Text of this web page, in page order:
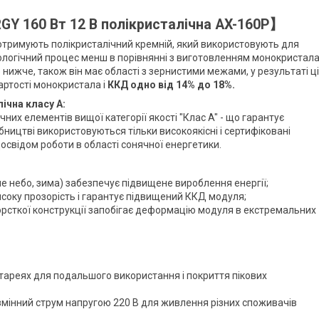
160 Вт 12 В полікристалічна AX-160P】
полікристалічний кремній, який використовують для
процес менш в порівнянні з виготовленням
також він має області з зернистими межами, у результаті
монокристала і ККД одно від 14% до 18%.
класу А:
елементів вищої категорії якості "Клас A" - що гарантує
використовуються тільки високоякісні і сертифіковані
роботи в області сонячної енергетики.
небо, зима) забезпечує підвищене вироблення енергії;
прозорість і гарантує підвищений ККД модуля;
конструкції запобігає деформацію модуля в екстремальних
для подальшого використання і покриття пікових
струм напругою 220 В для живлення різних споживачів